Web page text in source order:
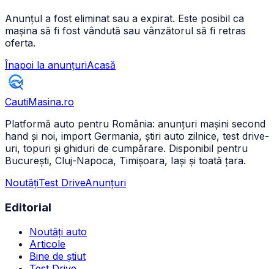
Anunțul a fost eliminat sau a expirat. Este posibil ca
mașina să fi fost vândută sau vânzătorul să fi retras
oferta.
Înapoi la anunțuriAcasă
CautiMasina.ro
Platformă auto pentru România: anunțuri mașini second
hand și noi, import Germania, știri auto zilnice, test drive-
uri, topuri și ghiduri de cumpărare. Disponibil pentru
București, Cluj-Napoca, Timișoara, Iași și toată țara.
NoutățiTest DriveAnunțuri
Editorial
Noutăți auto
Articole
Bine de știut